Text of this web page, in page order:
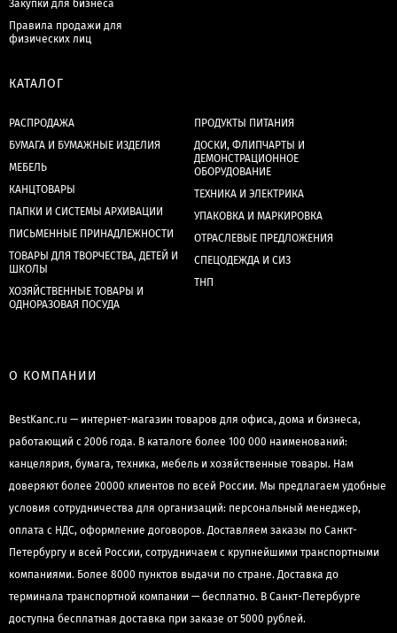
Закупки для бизнеса
Правила продажи для
физических лиц
КАТАЛОГ
РАСПРОДАЖА
БУМАГА И БУМАЖНЫЕ ИЗДЕЛИЯ
МЕБЕЛЬ
КАНЦТОВАРЫ
ПАПКИ И СИСТЕМЫ АРХИВАЦИИ
ПИСЬМЕННЫЕ ПРИНАДЛЕЖНОСТИ
ТОВАРЫ ДЛЯ ТВОРЧЕСТВА, ДЕТЕЙ И
ШКОЛЫ
ХОЗЯЙСТВЕННЫЕ ТОВАРЫ И
ОДНОРАЗОВАЯ ПОСУДА
ПРОДУКТЫ ПИТАНИЯ
ДОСКИ, ФЛИПЧАРТЫ И
ДЕМОНСТРАЦИОННОЕ
ОБОРУДОВАНИЕ
ТЕХНИКА И ЭЛЕКТРИКА
УПАКОВКА И МАРКИРОВКА
ОТРАСЛЕВЫЕ ПРЕДЛОЖЕНИЯ
СПЕЦОДЕЖДА И СИЗ
ТНП
О КОМПАНИИ
BestKanc.ru — интернет-магазин товаров для офиса, дома и бизнеса,
работающий с 2006 года. В каталоге более 100 000 наименований:
канцелярия, бумага, техника, мебель и хозяйственные товары. Нам
доверяют более 20000 клиентов по всей России. Мы предлагаем удобные
условия сотрудничества для организаций: персональный менеджер,
оплата с НДС, оформление договоров. Доставляем заказы по Санкт-
Петербургу и всей России, сотрудничаем с крупнейшими транспортными
компаниями. Более 8000 пунктов выдачи по стране. Доставка до
терминала транспортной компании — бесплатно. В Санкт-Петербурге
доступна бесплатная доставка при заказе от 5000 рублей.